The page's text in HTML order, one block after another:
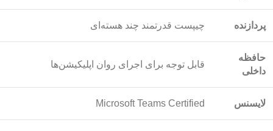
پردازنده چیپست قدرتمند چند هسته‌ای
حافظه
داخلی
قابل توجه برای اجرای روان اپلیکیشن‌ها
لایسنس Microsoft Teams Certified